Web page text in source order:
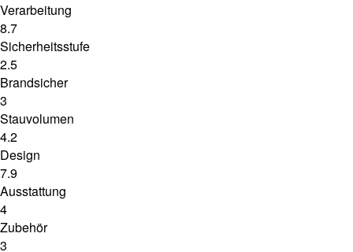
Verarbeitung
8.7
Sicherheitsstufe
2.5
Brandsicher
3
Stauvolumen
4.2
Design
7.9
Ausstattung
4
Zubehör
3